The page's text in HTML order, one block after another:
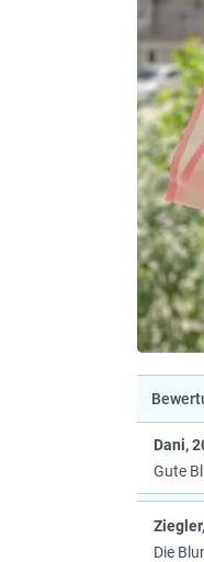
Dani,
Gute
Die